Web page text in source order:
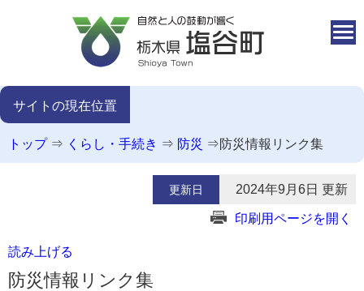
サイトの現在位置
トップ⇒ くらし・手続き ⇒ 防災 ⇒防災情報リンク集
更新日 2024年9月6日 更新
印刷用ページを開く
読み上げる
防災情報リンク集